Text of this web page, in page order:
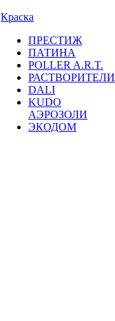
Краска
ПРЕСТИЖ
ПАТИНА
POLLER A.R.T.
РАСТВОРИТЕЛИ
DALI
KUDO
АЭРОЗОЛИ
ЭКОДОМ